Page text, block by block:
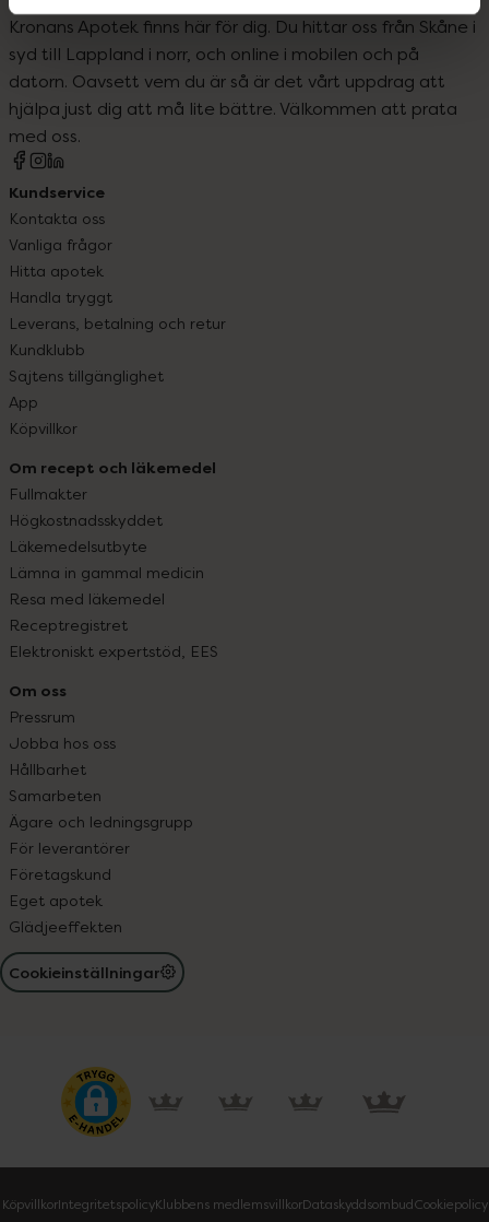
Kronans Apotek finns här för dig. Du hittar oss från Skåne i
syd till Lappland i norr, och online i mobilen och på
datorn. Oavsett vem du är så är det vårt uppdrag att
hjälpa just dig att må lite bättre. Välkommen att prata
med oss.
Kundservice
Kontakta oss
Vanliga frågor
Hitta apotek
Handla tryggt
Leverans, betalning och retur
Kundklubb
Sajtens tillgänglighet
App
Köpvillkor
Om recept och läkemedel
Fullmakter
Högkostnadsskyddet
Läkemedelsutbyte
Lämna in gammal medicin
Resa med läkemedel
Receptregistret
Elektroniskt expertstöd, EES
Om oss
Pressrum
Jobba hos oss
Hållbarhet
Samarbeten
Ägare och ledningsgrupp
För leverantörer
Företagskund
Eget apotek
Glädjeeffekten
Cookieinställningar
KöpvillkorIntegritetspolicyKlubbens medlemsvillkorDataskyddsombudCookiepolicy